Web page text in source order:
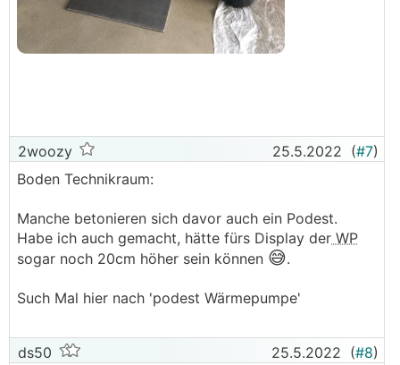
2woozy 25.5.2022 (#7)
Boden Technikraum:
Manche betonieren sich davor auch ein Podest.
Habe ich auch gemacht, hätte fürs Display der WP
sogar noch 20cm höher sein können 😅.
Such Mal hier nach 'podest Wärmepumpe'
ds50 25.5.2022 (#8)